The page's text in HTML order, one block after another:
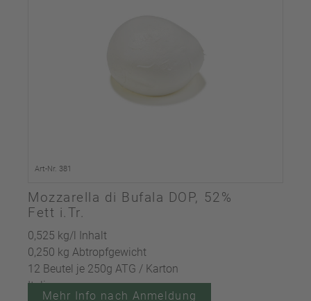
Art-Nr. 381
Mozzarella di Bufala DOP, 52%
Fett i.Tr.
0,525 kg/l Inhalt
0,250 kg Abtropfgewicht
12 Beutel je 250g ATG / Karton
Italien
Mehr Info nach Anmeldung